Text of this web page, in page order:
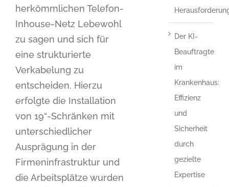
herkömmlichen Telefon-
Inhouse-Netz Lebewohl
zu sagen und sich für
eine strukturierte
Verkabelung zu
entscheiden. Hierzu
erfolgte die Installation
von 19“-Schränken mit
unterschiedlicher
Ausprägung in der
Firmeninfrastruktur und
die Arbeitsplätze wurden
Der KI-
Beauftragte
im
Krankenhaus:
Effizienz
und
Sicherheit
durch
gezielte
Expertise